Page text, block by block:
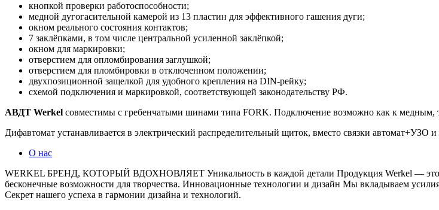
кнопкой проверки работоспособности;
медной дугогасительной камерой из 13 пластин для эффективного гашения дуги;
окном реального состояния контактов;
7 заклёпками, в том числе центральной усиленной заклёпкой;
окном для маркировки;
отверстием для опломбирования заглушкой;
отверстием для пломбировки в отключенном положении;
двухпозиционной защелкой для удобного крепления на DIN-рейку;
схемой подключения и маркировкой, соответствующей законодательству РФ.
АВДТ Werkel совместимы с гребенчатыми шинами типа FORK. Подключение возможно как к
Дифавтомат устанавливается в электрический распределительный щиток, вместо связки автомат+УЗО
О нас
WERKEL БРЕНД, КОТОРЫЙ ВДОХНОВЛЯЕТ Уникальность в каждой детали Продукция Werkel — это
бесконечные возможности для творчества. Инновационные технологии и дизайн Мы вкладываем
Секрет нашего успеха в гармонии дизайна и технологий.